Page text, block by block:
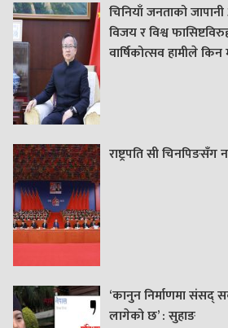
चिनियाँ जनताको
विजय र विश्व
वार्षिकोत्सव हामीले
राष्ट्रपति सी
‘कानुन निर्माणमा संसद्
लागेको छ’ : सुहाङ